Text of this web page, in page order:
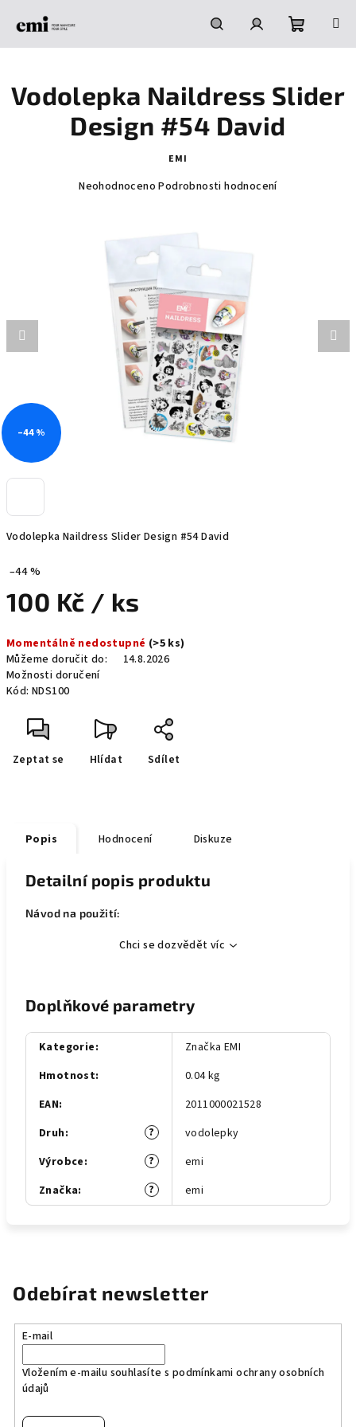
HledatPřihlášeníNákupní
košík
Vodolepka Naildress Slider Design #54 David
–44 %
100 Kč / ks
cena:
Momentálně nedostupné (>5 ks)
Můžeme doručit do:
14.8.2026
Možnosti doručení
Kód: NDS100
Zeptat se Hlídat Sdílet
Vodolepka Naildress Slider
Design #54 David
EMI
Průměrné
hvězdiček.
Neohodnoceno Podrobnosti hodnocení
–44 %
Popis Hodnocení Diskuze
Detailní popis produktu
Návod na použití:
Chci se dozvědět víc
Doplňkové parametry
Kategorie:
Značka EMI
Hmotnost:
0.04 kg
EAN:
2011000021528
?
Druh:
vodolepky
?
Výrobce:
emi
?
Značka: emi
Odebírat newsletter
E-mail
Vložením e-mailu souhlasíte s podmínkami ochrany osobních
údajů